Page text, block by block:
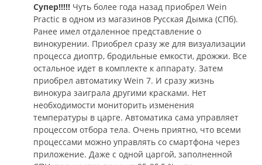
Супер!!!!! Чуть более года назад приобрел Wein
Practic в одном из магазинов Русская Дымка (СПб).
Ранее имел отдаленное представление о
винокурении. Приобрел сразу же для визуализации
процесса диоптр, бродильные емкости, дрожжи. Все
остальное идет в комплекте к аппарату. Затем
приобрел автоматику Wein 7. И сразу жизнь
винокура заиграла другими красками. Нет
необходимости мониторить изменения
температуры в царге. Автоматика сама управляет
процессом отбора тела. Очень приятно, что всеми
процессами можно управлять со смартфона через
приложение. Даже с одной царгой, заполненной